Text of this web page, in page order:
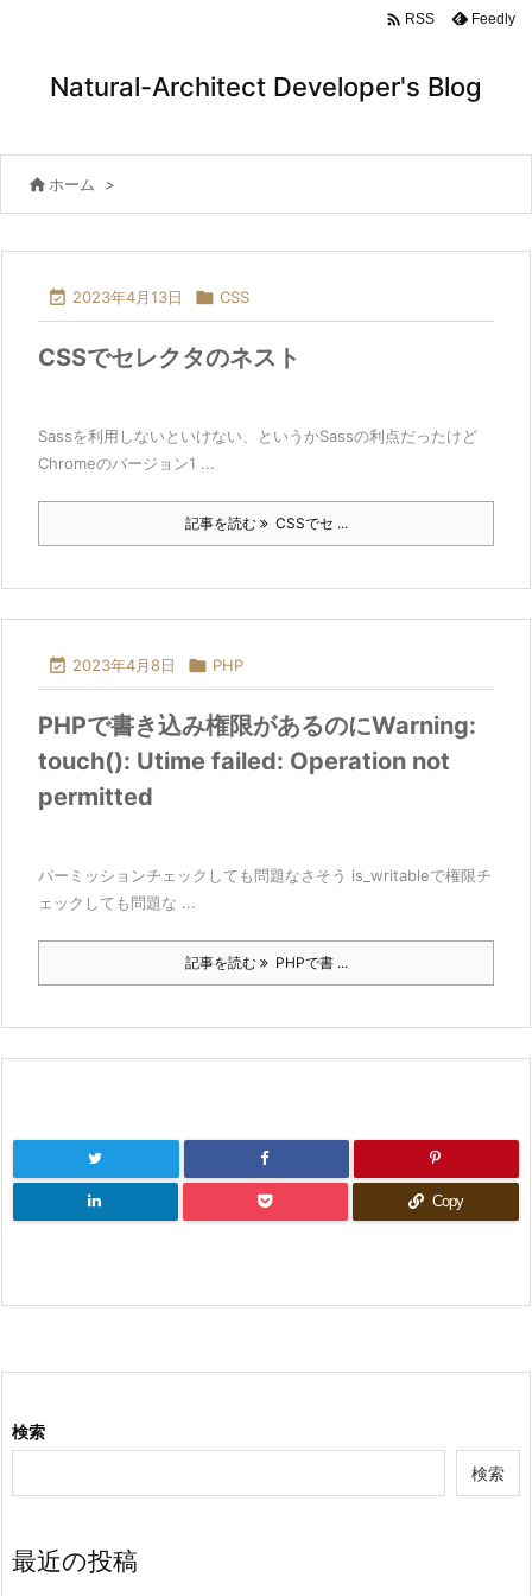
 RSS Feedly
Natural-Architect Developer's Blog
 ホーム >
 2023年4月13日  CSS
CSSでセレクタのネスト
Sassを利用しないといけない、というかSassの利点だったけど
Chromeのバージョン1 ...
記事を読む CSSでセ ...
 2023年4月8日  PHP
PHPで書き込み権限があるのにWarning:
touch(): Utime failed: Operation not
permitted
パーミッションチェックしても問題なさそう is_writableで権限チ
ェックしても問題な ...
記事を読む PHPで書 ...
Copy
検索
検索
最近の投稿